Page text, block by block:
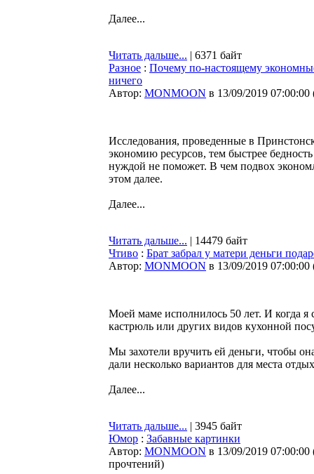
Далее...
Читать дальше... | 6371 байт
Разное : Почему по-настоящему
ничего
Автор: MONMOON в 13/09/2019 07:00:00
Исследования, проведенные в
экономию ресурсов, тем быстрее
нуждой не поможет. В чем подвох
этом далее.
Далее...
Читать дальше... | 14479 байт
Чтиво : Брат забрал у матери деньги
Автор: MONMOON в 13/09/2019 07:00:00
Моей маме исполнилось 50 лет. И когда я
кастрюль или других видов кухонной
Мы захотели вручить ей деньги, чтобы
дали несколько вариантов для места
Далее...
Читать дальше... | 3945 байт
Юмор : Забавные картинки
Автор: MONMOON в 13/09/2019 07:00:00
прочтений)